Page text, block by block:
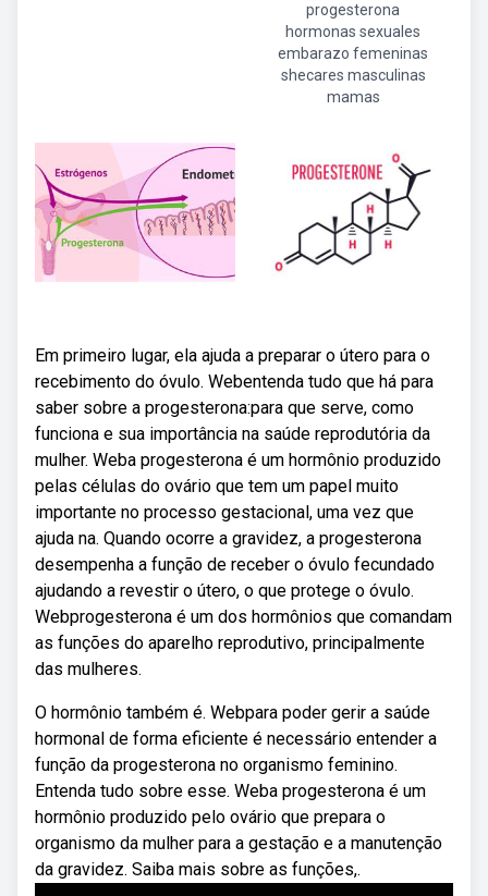
progesterona
hormonas sexuales
embarazo femeninas
shecares masculinas
mamas
Em primeiro lugar, ela ajuda a preparar o útero para o
recebimento do óvulo. Webentenda tudo que há para
saber sobre a progesterona:para que serve, como
funciona e sua importância na saúde reprodutória da
mulher. Weba progesterona é um hormônio produzido
pelas células do ovário que tem um papel muito
importante no processo gestacional, uma vez que
ajuda na. Quando ocorre a gravidez, a progesterona
desempenha a função de receber o óvulo fecundado
ajudando a revestir o útero, o que protege o óvulo.
Webprogesterona é um dos hormônios que comandam
as funções do aparelho reprodutivo, principalmente
das mulheres.
O hormônio também é. Webpara poder gerir a saúde
hormonal de forma eficiente é necessário entender a
função da progesterona no organismo feminino.
Entenda tudo sobre esse. Weba progesterona é um
hormônio produzido pelo ovário que prepara o
organismo da mulher para a gestação e a manutenção
da gravidez. Saiba mais sobre as funções,.